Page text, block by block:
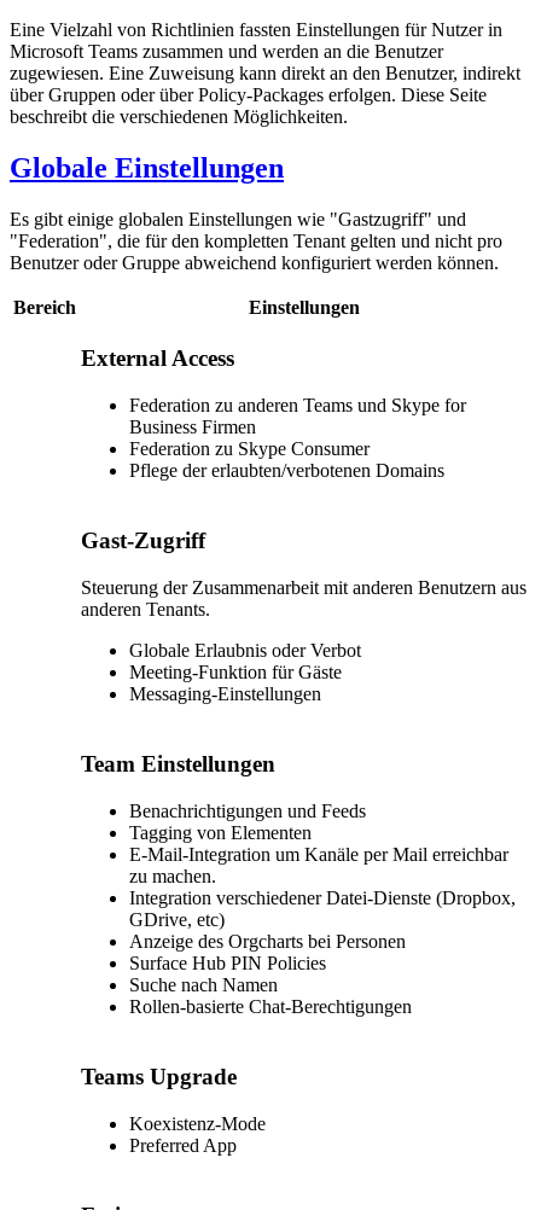
Eine Vielzahl von Richtlinien fassten Einstellungen für Nutzer in
Microsoft Teams zusammen und werden an die Benutzer
zugewiesen. Eine Zuweisung kann direkt an den Benutzer, indirekt
über Gruppen oder über Policy-Packages erfolgen. Diese Seite
beschreibt die verschiedenen Möglichkeiten.
Globale Einstellungen
Es gibt einige globalen Einstellungen wie "Gastzugriff" und
"Federation", die für den kompletten Tenant gelten und nicht pro
Benutzer oder Gruppe abweichend konfiguriert werden können.
Bereich Einstellungen
External Access
Federation zu anderen Teams und Skype for
Business Firmen
Federation zu Skype Consumer
Pflege der erlaubten/verbotenen Domains
Gast-Zugriff
Steuerung der Zusammenarbeit mit anderen Benutzern aus
anderen Tenants.
Globale Erlaubnis oder Verbot
Meeting-Funktion für Gäste
Messaging-Einstellungen
Team Einstellungen
Benachrichtigungen und Feeds
Tagging von Elementen
E-Mail-Integration um Kanäle per Mail erreichbar
zu machen.
Integration verschiedener Datei-Dienste (Dropbox,
GDrive, etc)
Anzeige des Orgcharts bei Personen
Surface Hub PIN Policies
Suche nach Namen
Rollen-basierte Chat-Berechtigungen
Teams Upgrade
Koexistenz-Mode
Preferred App